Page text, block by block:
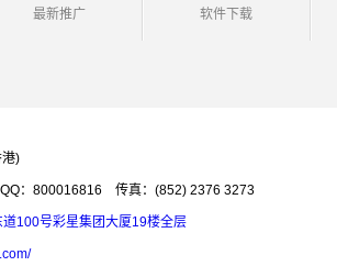
最新推广 软件下载
港)
QQ：800016816 传真：(852) 2376 3273
100号彩星集团大厦19楼全层